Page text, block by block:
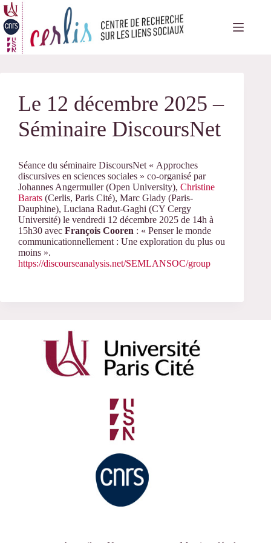
Passer
au
contenu
Le 12 décembre 2025 –
Séminaire DiscoursNet
Séance du séminaire DiscoursNet « Approches
discursives en sciences sociales » co-organisé par
Johannes Angermuller (Open University), Christine
Barats (Cerlis, Paris Cité), Marc Glady (Paris-
Dauphine), Luciana Radut-Gaghi (CY Cergy
Université) le vendredi 12 décembre 2025 de 14h à
15h30 avec François Cooren : « Penser le monde
communicationnellement : Une exploration du plus ou
moins ».
https://discourseanalysis.net/SEMLANSOC/group